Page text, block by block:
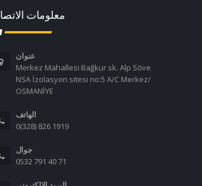
معلومات
عنوان
Merkez Mahallesi Bağkur sk. Alp Söve
NSA İzolasyon sitesi no:5 A/C Merkez/
OSMANİYE
الهاتف
0(328) 826 1919
جوال
0532 791 40 71